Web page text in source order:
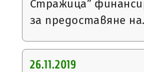
Стражица”
за предоставяне
26.11.2019